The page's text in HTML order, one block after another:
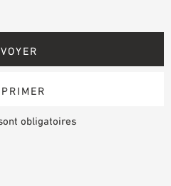
obligatoires